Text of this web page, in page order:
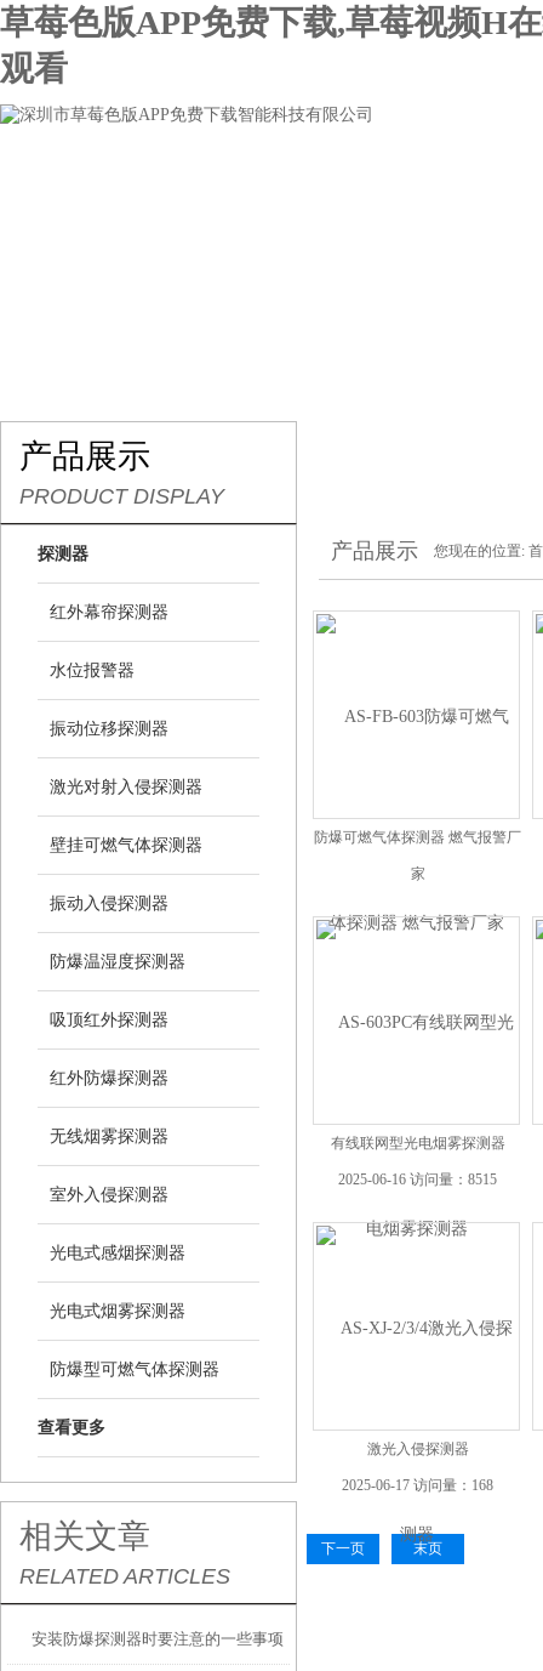
草莓色版APP免费下载,草莓视频H
观看
产品展示
PRODUCT DISPLAY
探测器
红外幕帘探测器
水位报警器
振动位移探测器
激光对射入侵探测器
壁挂可燃气体探测器
振动入侵探测器
防爆温湿度探测器
吸顶红外探测器
红外防爆探测器
无线烟雾探测器
室外入侵探测器
光电式感烟探测器
光电式烟雾探测器
防爆型可燃气体探测器
查看更多
相关文章
RELATED ARTICLES
安装防爆探测器时要注意的一些事项
产品展示 您现在的位置:
防爆可燃气体探测器 燃气报警厂
家
2025-06-17 访问量：6346
有线联网型光电烟雾探测器
2025-06-16 访问量：8515
激光入侵探测器
2025-06-17 访问量：168
下一页 末页